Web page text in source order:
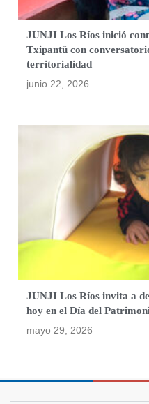
JUNJI Los Ríos inició
Txipantü con
territorialidad
junio 22, 2026
JUNJI Los Ríos invita a
hoy en el Día del
mayo 29, 2026